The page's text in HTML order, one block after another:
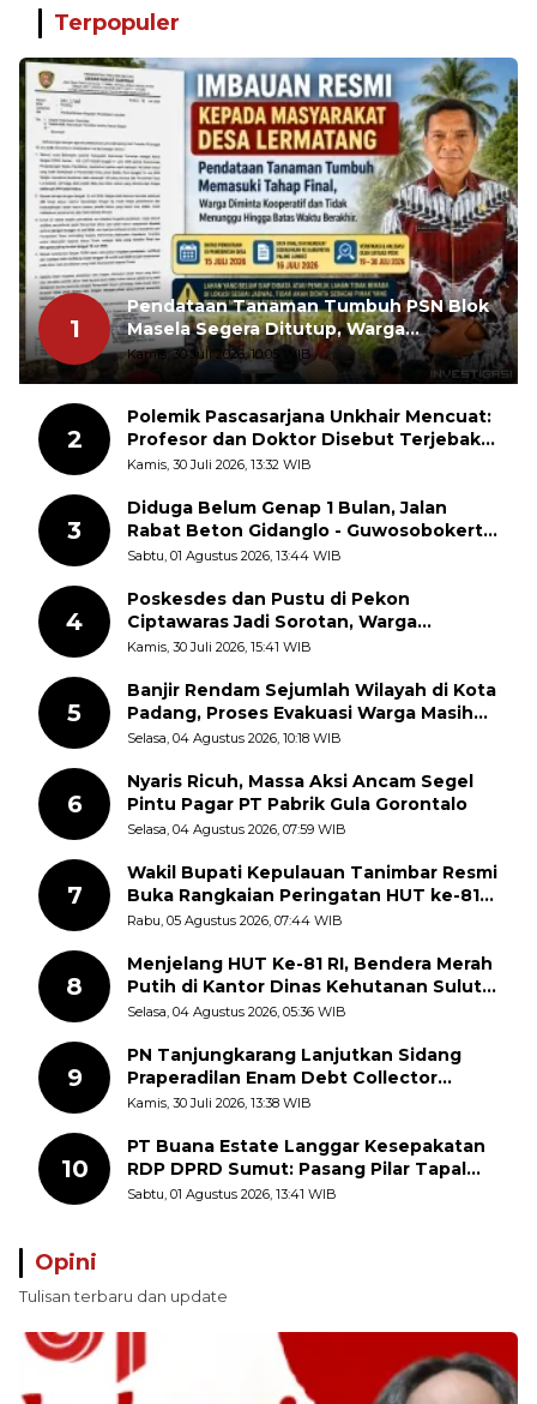
Terpopuler
1
Pendataan Tanaman Tumbuh PSN Blok
Masela Segera Ditutup, Warga
Lermatang Diminta Tidak Menunda
Kamis, 30 Juli 2026, 10:05 WIB
2
Polemik Pascasarjana Unkhair Mencuat:
Profesor dan Doktor Disebut Terjebak
dalam Rutinitas Akademik Akhir Pekan
Kamis, 30 Juli 2026, 13:32 WIB
3
Diduga Belum Genap 1 Bulan, Jalan
Rabat Beton Gidanglo - Guwosobokerto
Sudah Pecah
Sabtu, 01 Agustus 2026, 13:44 WIB
4
Poskesdes dan Pustu di Pekon
Ciptawaras Jadi Sorotan, Warga
Keluhkan Fasilitas Terbengkalai dan
Kamis, 30 Juli 2026, 15:41 WIB
5
Banjir Rendam Sejumlah Wilayah di Kota
Padang, Proses Evakuasi Warga Masih
Berlangsung
Selasa, 04 Agustus 2026, 10:18 WIB
6
Nyaris Ricuh, Massa Aksi Ancam Segel
Pintu Pagar PT Pabrik Gula Gorontalo
Selasa, 04 Agustus 2026, 07:59 WIB
7
Wakil Bupati Kepulauan Tanimbar Resmi
Buka Rangkaian Peringatan HUT ke-81
Kemerdekaan RI, ASN Diajak Perkuat
Rabu, 05 Agustus 2026, 07:44 WIB
8
Menjelang HUT Ke-81 RI, Bendera Merah
Putih di Kantor Dinas Kehutanan Sulut
Disorot Warga
Selasa, 04 Agustus 2026, 05:36 WIB
9
PN Tanjungkarang Lanjutkan Sidang
Praperadilan Enam Debt Collector
dengan Pemeriksaan Saksi
Kamis, 30 Juli 2026, 13:38 WIB
10
PT Buana Estate Langgar Kesepakatan
RDP DPRD Sumut: Pasang Pilar Tapal
Batas Sepihak Tanpa Libatkan
Sabtu, 01 Agustus 2026, 13:41 WIB
Opini
Tulisan terbaru dan update